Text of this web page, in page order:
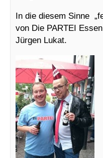
In die diesem Sinne
von Die PARTEI
Jürgen Lukat.